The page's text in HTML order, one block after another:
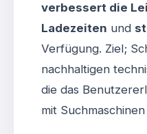
verbessert die
Ladezeiten und
Verfügung. Ziel;
nachhaltigen
die das
mit